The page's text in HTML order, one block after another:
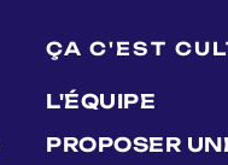
ÇA C'EST
L'ÉQUIPE
PROPOSER